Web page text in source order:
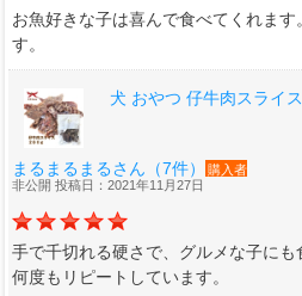
お魚好きな子は喜んで食べてくれま
す。
犬 おやつ 仔牛肉スライ
まるまるまるさん（7件）
購入者
非公開 投稿日：2021年11月27日
手で千切れる硬さで、グルメな子にも
何度もリピートしています。